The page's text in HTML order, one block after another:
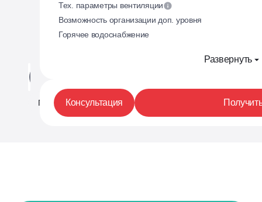
Планировка
Тех. параметры вентиляции
Возможность организации доп. уровня
Горячее водоснабжение
Развернуть
Консультация